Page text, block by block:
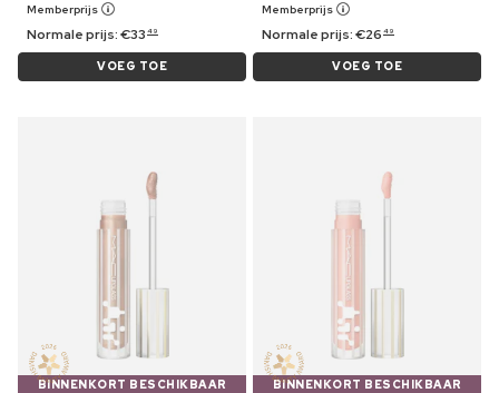
Memberprijs
Normale prijs:€33 49
VOEG TOE
Memberprijs
Normale prijs:€26 49
VOEG TOE
BINNENKORT BESCHIKBAAR
BINNENKORT BESCHIKBAAR